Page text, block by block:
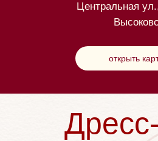
Центральная
открыть